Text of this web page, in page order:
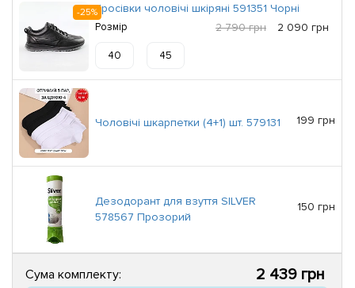
-25%Кросівки чоловічі шкіряні 591351 Чорні
Розмір 2 790 грн 2 090 грн
40 45
Чоловічі шкарпетки (4+1) шт. 579131 199 грн
Дезодорант для взуття SILVER
578567 Прозорий
150 грн
Сума комплекту: 2 439 грн